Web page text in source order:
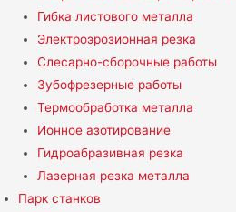
Гибка листового металла
Электроэрозионная резка
Слесарно-сборочные работы
Зубофрезерные работы
Термообработка металла
Ионное азотирование
Гидроабразивная резка
Лазерная резка металла
Парк станков